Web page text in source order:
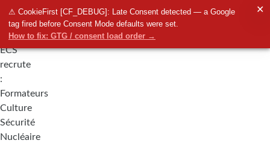
⚠ CookieFirst [CF_DEBUG]: Late Consent detected — a Google
tag fired before Consent Mode defaults were set.
How to fix: GTG / consent load order →
✕
ECS
recrute
:
Formateurs
Culture
Sécurité
Nucléaire